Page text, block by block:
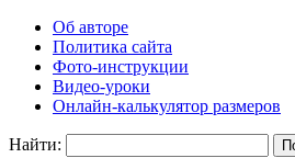
Об авторе
Политика сайта
Фото-инструкции
Видео-уроки
Онлайн-калькулятор размеров
Найти: